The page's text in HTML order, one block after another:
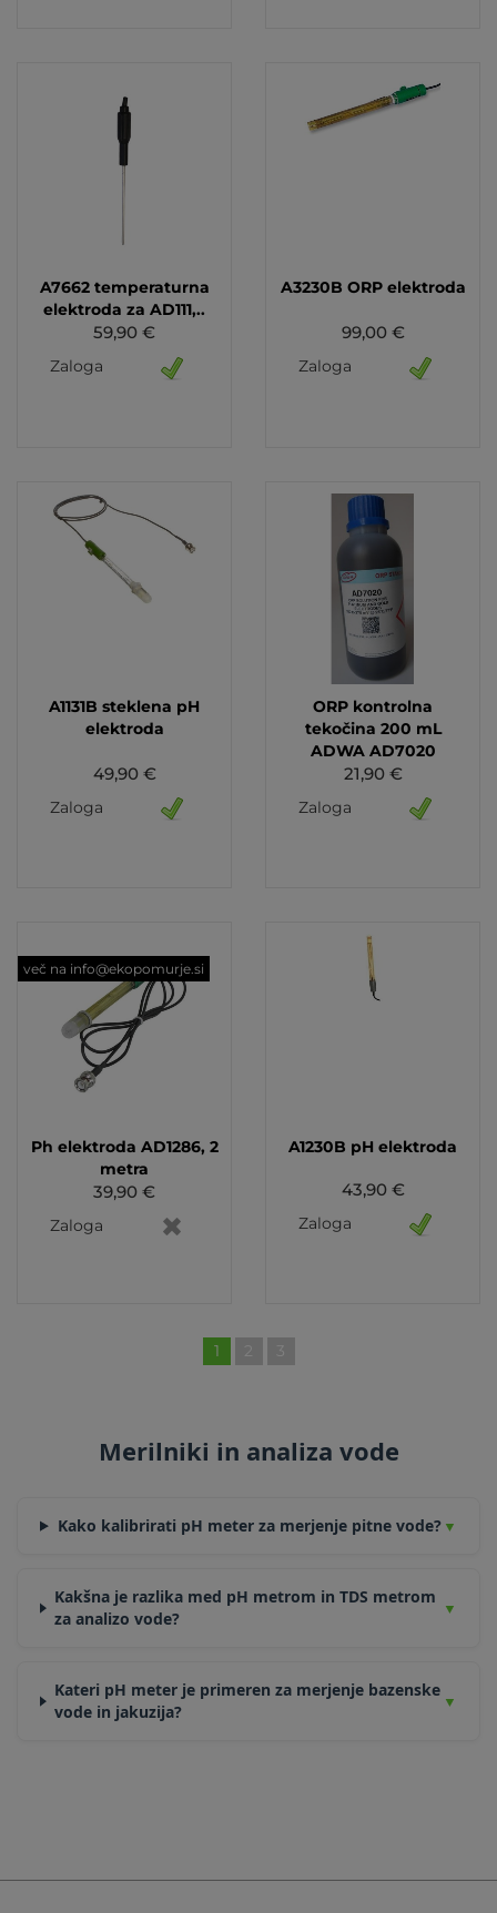
A7662 temperaturna
elektroda za AD111,..
59,90 €
Zaloga
A3230B ORP elektroda
99,00 €
Zaloga
A1131B steklena pH
elektroda
49,90 €
Zaloga
ORP kontrolna
tekočina 200 mL
ADWA AD7020
21,90 €
Zaloga
več na info@ekopomurje.si
Ph elektroda AD1286, 2
metra
39,90 €
Zaloga
A1230B pH elektroda
43,90 €
Zaloga
1 2 3
Merilniki in analiza vode
Kako kalibrirati pH meter za merjenje pitne vode?
Kakšna je razlika med pH metrom in TDS metrom
za analizo vode?
Kateri pH meter je primeren za merjenje bazenske
vode in jakuzija?